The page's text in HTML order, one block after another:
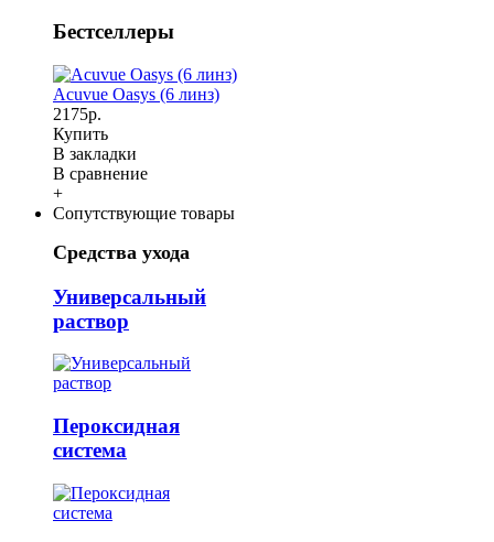
Бестселлеры
Acuvue Oasys (6 линз)
2175р.
Купить
В закладки
В сравнение
+
Сопутствующие товары
Средства ухода
Универсальный
раствор
Пероксидная
система